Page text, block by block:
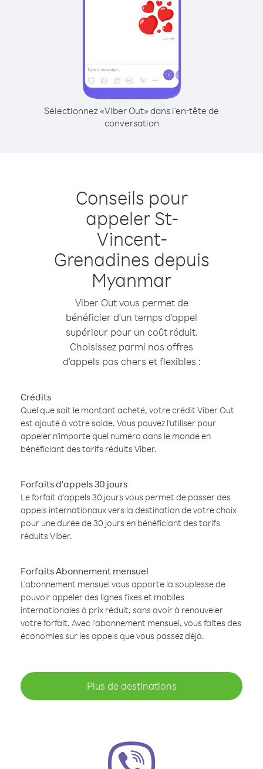
Sélectionnez «Viber Out» dans l'en-tête de
conversation
Conseils pour
appeler St-
Vincent-
Grenadines depuis
Myanmar
Viber Out vous permet de
bénéficier d'un temps d'appel
supérieur pour un coût réduit.
Choisissez parmi nos offres
d'appels pas chers et flexibles :
Crédits
Quel que soit le montant acheté, votre crédit Viber Out
est ajouté à votre solde. Vous pouvez l'utiliser pour
appeler n'importe quel numéro dans le monde en
bénéficiant des tarifs réduits Viber.
Forfaits d'appels 30 jours
Le forfait d'appels 30 jours vous permet de passer des
appels internationaux vers la destination de votre choix
pour une durée de 30 jours en bénéficiant des tarifs
réduits Viber.
Forfaits Abonnement mensuel
L'abonnement mensuel vous apporte la souplesse de
pouvoir appeler des lignes fixes et mobiles
internationales à prix réduit, sans avoir à renouveler
votre forfait. Avec l'abonnement mensuel, vous faites des
économies sur les appels que vous passez déjà.
Plus de destinations